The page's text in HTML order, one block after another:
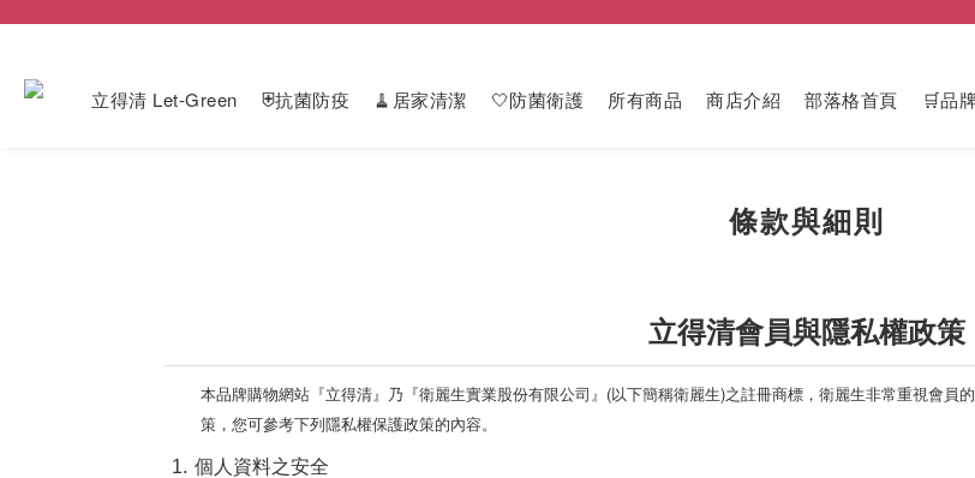
立得清 Let-Green ⛨抗菌防疫 🧹居家清潔 🤍防菌衛護 所有商品 商店介紹 部落格首頁 🛒品
條款與細則
立得清會員與隱私權政策
本品牌購物網站『立得清』乃『衛麗生實業股份有限公司』(以下簡稱衛麗生)之註冊商標，衛麗生非常重視會員
策，您可參考下列隱私權保護政策的內容。
1. 個人資料之安全